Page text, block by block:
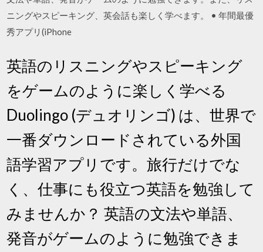
ニングやスピーキング、英会話も楽しく学べます。 • 年間最優
秀アプリ(iPhone
英語のリスニングやスピーキング
をゲームのように楽しく学べる
Duolingo (デュオリンゴ) は、世界で
一番ダウンロードされている外国
語学習アプリです。旅行だけでな
く、仕事にも役立つ英語を勉強して
みませんか？ 英語の文法や単語、
発音がゲームのように勉強できま